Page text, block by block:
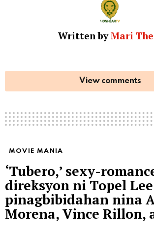
Written byMari
View comments
MOVIE MANIA
‘Tubero,’ sexy-
direksyon ni Topel
pinagbibidahan nina
Morena, Vince Rillon,